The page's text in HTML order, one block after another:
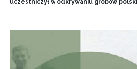
uczestniczył w odkrywaniu grobów